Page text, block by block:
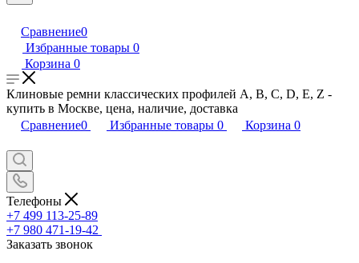
Сравнение0
Избранные товары 0
Корзина 0
Клиновые ремни классических профилей A, B, C, D, E, Z -
купить в Москве, цена, наличие, доставка
Сравнение0 Избранные товары 0 Корзина 0
Телефоны
+7 499 113-25-89
+7 980 471-19-42
Заказать звонок